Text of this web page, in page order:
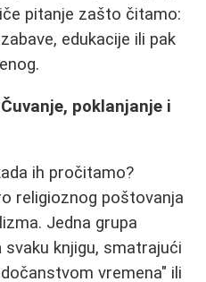
pitanje zašto čitamo:
edukacije ili pak
poklanjanje i
ih pročitamo?
religioznog poštovanja
Jedna grupa
svaku knjigu, smatrajući
vremena" ili